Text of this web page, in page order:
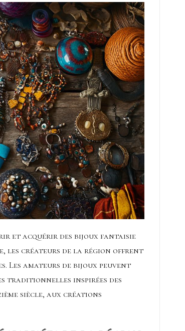
et acquérir des bijoux fantaisie
les créateurs de la région offrent
Les amateurs de bijoux peuvent
traditionnelles inspirées des
siècle, aux créations